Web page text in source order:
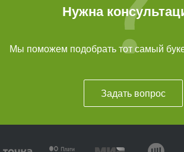
Нужна
Мы поможем подобрать тот самый
Задать вопрос